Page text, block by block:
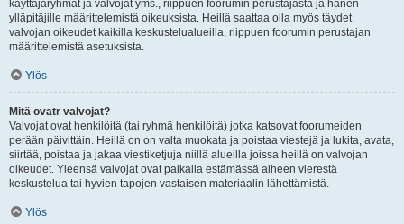
käyttäjäryhmät ja valvojat yms., riippuen foorumin perustajasta ja hänen
ylläpitäjille määrittelemistä oikeuksista. Heillä saattaa olla myös täydet
valvojan oikeudet kaikilla keskustelualueilla, riippuen foorumin perustajan
määrittelemistä asetuksista.
Ylös
Mitä ovatr valvojat?
Valvojat ovat henkilöitä (tai ryhmä henkilöitä) jotka katsovat foorumeiden
perään päivittäin. Heillä on on valta muokata ja poistaa viestejä ja lukita, avata,
siirtää, poistaa ja jakaa viestiketjuja niillä alueilla joissa heillä on valvojan
oikeudet. Yleensä valvojat ovat paikalla estämässä aiheen vierestä
keskustelua tai hyvien tapojen vastaisen materiaalin lähettämistä.
Ylös